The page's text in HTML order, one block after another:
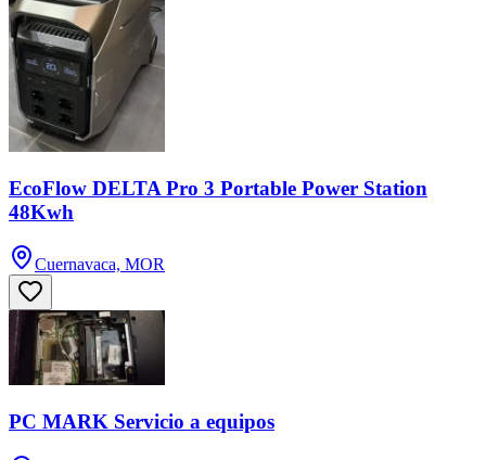
EcoFlow DELTA Pro 3 Portable Power Station
48Kwh
Cuernavaca, MOR
PC MARK Servicio a equipos